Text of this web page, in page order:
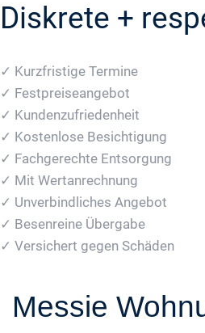
Diskrete +
✓ Kurzfristige Termine
✓ Festpreiseangebot
✓ Kundenzufriedenheit
✓ Kostenlose Besichtigung
✓ Fachgerechte Entsorgung
✓ Mit Wertanrechnung
✓ Unverbindliches Angebot
✓ Besenreine Übergabe
✓ Versichert gegen Schäden
Messie